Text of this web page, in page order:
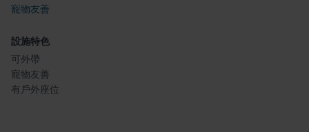
寵物友善
設施特色
可外帶
寵物友善
有戶外座位